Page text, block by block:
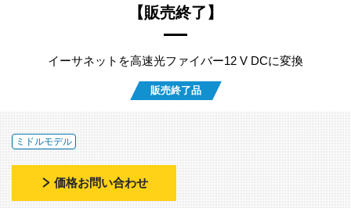
【販売終了】
イーサネットを高速光ファイバー12 V DCに変換
販売終了品
ミドルモデル
価格お問い合わせ